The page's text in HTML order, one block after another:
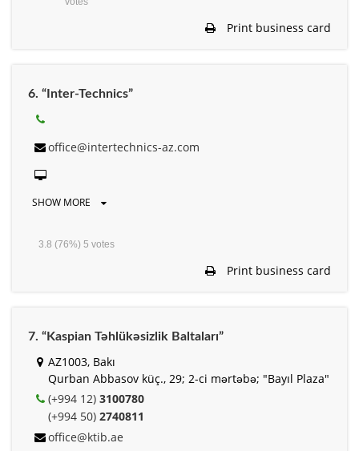
Print business card
6. “Inter-Technics”
office@intertechnics-az.com
SHOW MORE
3.8 (76%) 5 votes
Print business card
7. “Kaspian Təhlükəsizlik Baltaları”
АZ1003, Bakı
Qurban Abbasov küç., 29; 2-сi mərtəbə; "Bayıl Plaza"
(+994 12) 3100780
(+994 50) 2740811
office@ktib.ae